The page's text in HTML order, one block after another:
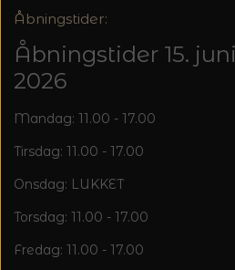
Åbningstider:
Åbningstider 15.
2026
Mandag: 11.00 - 17.00
Tirsdag: 11.00 - 17.00
Onsdag: LUKKET
Torsdag: 11.00 - 17.00
Fredag: 11.00 - 17.00